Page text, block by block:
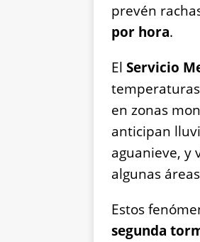
prevén
por hora.
El Servicio
en zonas
anticipan
aguanieve, y
algunas
Estos
segunda